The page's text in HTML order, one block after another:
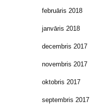
februāris 2018
janvāris 2018
decembris 2017
novembris 2017
oktobris 2017
septembris 2017